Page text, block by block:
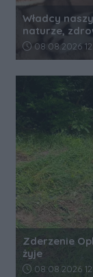
Władcy
naturze,
Data dodania
08.08.2026
Zderzenie
żyje
Data dodania
08.08.2026